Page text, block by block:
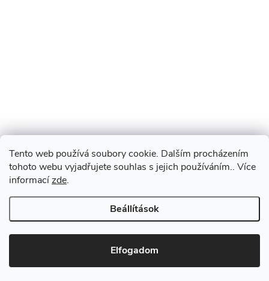
Tento web používá soubory cookie. Dalším procházením
tohoto webu vyjadřujete souhlas s jejich používáním.. Více
informacízde.
Beállítások
Elfogadom